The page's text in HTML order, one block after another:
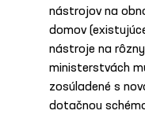
nástrojov na
domov
nástroje na
ministerstvách
zosúladené s
dotačnou